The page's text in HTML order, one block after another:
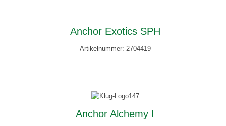
Anchor Exotics SPH
Artikelnummer: 2704419
Anchor Alchemy I